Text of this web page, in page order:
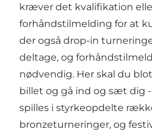
kræver det kvalifikation
forhåndstilmelding for at
der også drop-in
deltage, og
nødvendig. Her skal du
billet og gå ind og sæt dig
spilles i styrkeopdelte
bronzeturneringer, og